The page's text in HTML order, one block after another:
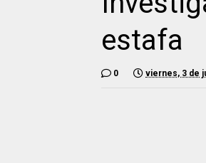
estafa
0 viernes, 3 de